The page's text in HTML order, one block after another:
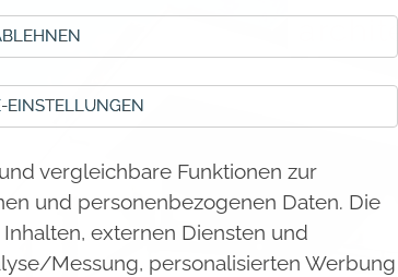
EINSTELLUNGEN
vergleichbare Funktionen zur
und personenbezogenen Daten. Die
externen Diensten und
Messung, personalisierten Werbung